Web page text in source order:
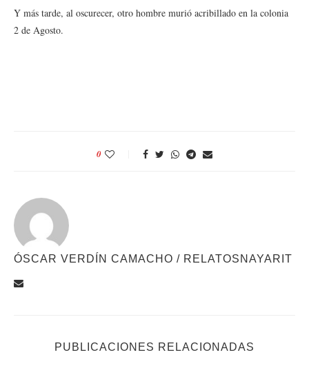
Y más tarde, al oscurecer, otro hombre murió acribillado en la colonia
2 de Agosto.
0
ÓSCAR VERDÍN CAMACHO / RELATOSNAYARIT
PUBLICACIONES RELACIONADAS